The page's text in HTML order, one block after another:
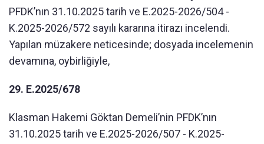
PFDK’nın 31.10.2025 tarih ve E.2025-2026/504 -
K.2025-2026/572 sayılı kararına itirazı incelendi.
Yapılan müzakere neticesinde; dosyada incelemenin
devamına, oybirliğiyle,
29. E.2025/678
Klasman Hakemi Göktan Demeli’nin PFDK’nın
31.10.2025 tarih ve E.2025-2026/507 - K.2025-